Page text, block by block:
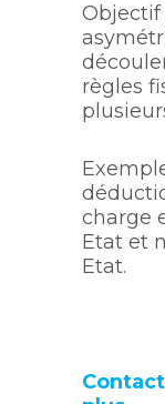
Objectif
règles
charge
Etat et
Etat.